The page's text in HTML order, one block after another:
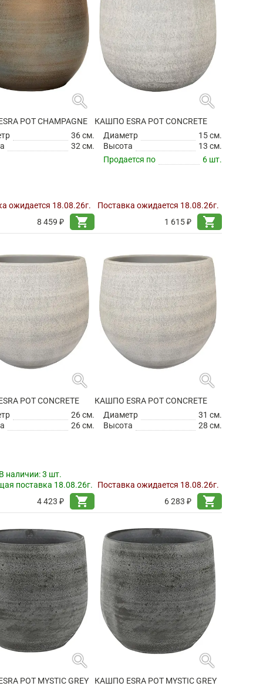
search
POT CHAMPAGNE
36 см.
32 см.
ожидается 18.08.26г.
8 459 ₽
shopping_cart
search
КАШПО ESRA POT CONCRETE
Диаметр
15 см.
Высота
13 см.
Продается по
6 шт.
Поставка ожидается 18.08.26г.
1 615 ₽
shopping_cart
search
POT CONCRETE
26 см.
26 см.
наличии:3 шт.
поставка 18.08.26г.
4 423 ₽
shopping_cart
search
КАШПО ESRA POT CONCRETE
Диаметр
31 см.
Высота
28 см.
Поставка ожидается 18.08.26г.
6 283 ₽
shopping_cart
search
POT MYSTIC GREY
search
КАШПО ESRA POT MYSTIC GREY